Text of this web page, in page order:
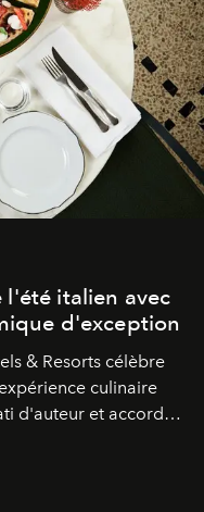
l'été italien avec
d'exception
& Resorts célèbre
culinaire
d'auteur et accords
voyage sensoriel.